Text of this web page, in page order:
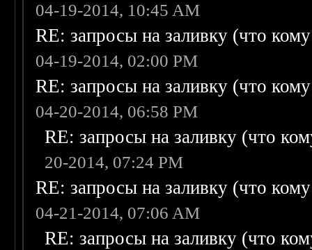
04-19-2014, 10:45 AM
RE: запросы на заливку (что
04-19-2014, 02:00 PM
RE: запросы на заливку (что
04-20-2014, 06:58 PM
RE: запросы на заливку (что
20-2014, 07:24 PM
RE: запросы на заливку (что
04-21-2014, 07:06 AM
RE: запросы на заливку (что